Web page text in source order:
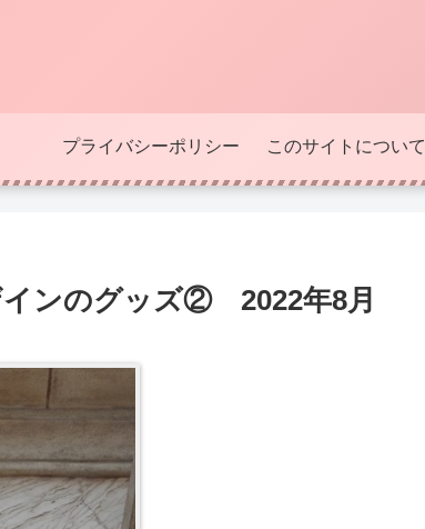
プライバシーポリシー このサイトについて
インのグッズ② 2022年8月